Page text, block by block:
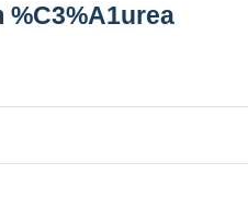
mais frequentemente.
em nível baixo por seca. A